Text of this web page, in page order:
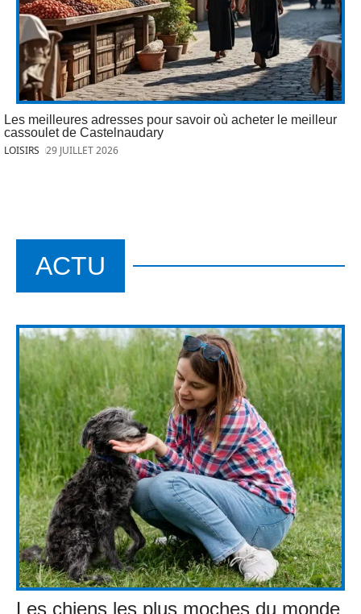
Les meilleures adresses pour savoir où acheter le meilleur
cassoulet de Castelnaudary
LOISIRS 29 JUILLET 2026
ACTU
Les chiens les plus moches du monde